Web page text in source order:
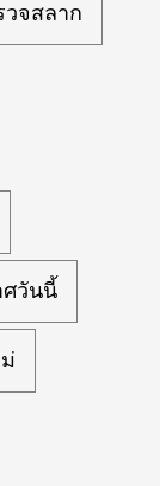
วจสลาก
วันนี้